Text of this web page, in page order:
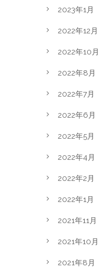
2023年1月
2022年12月
2022年10月
2022年8月
2022年7月
2022年6月
2022年5月
2022年4月
2022年2月
2022年1月
2021年11月
2021年10月
2021年8月